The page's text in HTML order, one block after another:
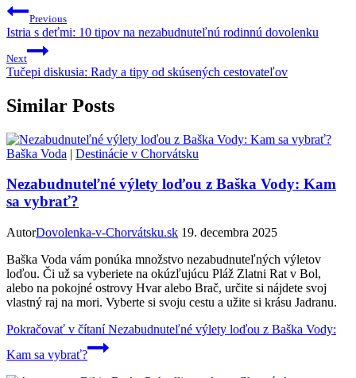
Previous
Istria s deťmi: 10 tipov na nezabudnuteľnú rodinnú dovolenku
Next
Tučepi diskusia: Rady a tipy od skúsených cestovateľov
Similar Posts
Baška Voda | Destinácie v Chorvátsku
Nezabudnuteľné výlety loďou z Baška Vody: Kam
sa vybrať?
AutorDovolenka-v-Chorvátsku.sk 19. decembra 2025
Baška Voda vám ponúka množstvo nezabudnuteľných výletov
loďou. Či už sa vyberiete na okúzľujúcu Pláž Zlatni Rat v Bol,
alebo na pokojné ostrovy Hvar alebo Brač, určite si nájdete svoj
vlastný raj na mori. Vyberte si svoju cestu a užite si krásu Jadranu.
Pokračovať v čítaníNezabudnuteľné výlety loďou z Baška Vody:
Kam sa vybrať?